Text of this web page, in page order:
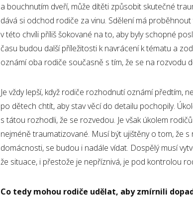
a bouchnutím dveří, může dítěti způsobit skutečné
dává si odchod rodiče za vinu. Sdělení má
v této chvíli příliš šokované na to, aby byly schopné
času budou další příležitosti k navrácení k tématu a
oznámí oba rodiče současně s tím, že se na rozvodu
Je vždy lepší, když rodiče rozhodnutí oznámí předtím,
po dětech chtít, aby stav věcí do detailu pochopily.
s tátou rozhodli, že se rozvedou. Je však úkolem
nejméně traumatizované. Musí být ujištěny o tom, že
domácnosti, se budou i nadále vídat. Dospělý musí
že situace, i přestože je nepříznivá, je pod kontrolou
Co tedy mohou rodiče udělat, aby zmírnili